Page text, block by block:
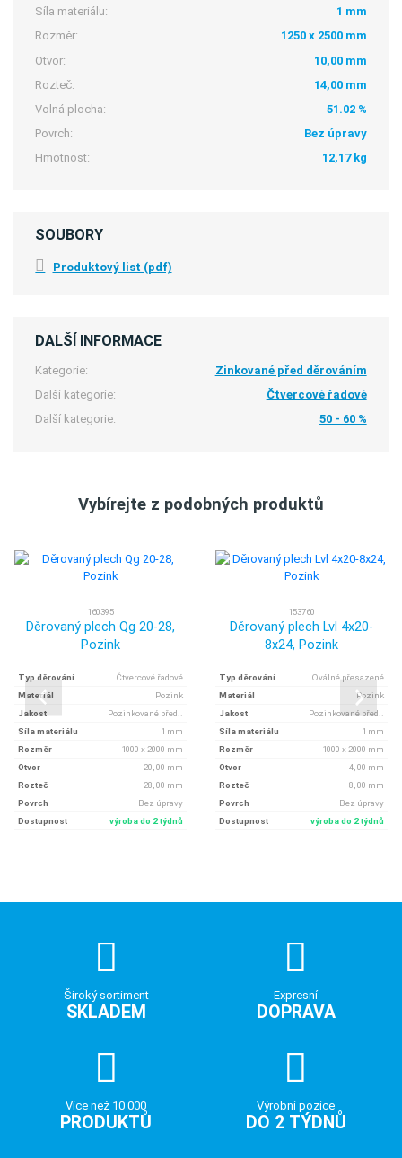
Síla materiálu:
1 mm
Rozměr:
1250 x 2500 mm
Otvor:
10,00 mm
Rozteč:
14,00 mm
Volná plocha:
51.02 %
Povrch:
Bez úpravy
Hmotnost:
12,17 kg
SOUBORY
Produktový list (pdf)
DALŠÍ INFORMACE
Kategorie:
Zinkované před děrováním
Další kategorie:
Čtvercové řadové
Další kategorie:
50 - 60 %
Vybírejte z podobných produktů
160395
Děrovaný plech Qg 20-28,
Pozink
Typ děrování
Čtvercové řadové
Materiál
Pozink
Jakost
Pozinkované před..
Síla materiálu
1 mm
Rozměr
1000 x 2000 mm
Otvor
20, 00 mm
Rozteč
28, 00 mm
Povrch
Bez úpravy
Dostupnost
výroba do 2 týdnů
153760
Děrovaný plech Lvl 4x20-
8x24, Pozink
Typ děrování
Oválné přesazené
Materiál
Pozink
Jakost
Pozinkované před..
Síla materiálu
1 mm
Rozměr
1000 x 2000 mm
Otvor
4, 00 mm
Rozteč
8, 00 mm
Povrch
Bez úpravy
Dostupnost
výroba do 2 týdnů
Široký sortiment
SKLADEM
Expresní
DOPRAVA
Více než 10 000
PRODUKTŮ
Výrobní pozice
DO 2 TÝDNŮ